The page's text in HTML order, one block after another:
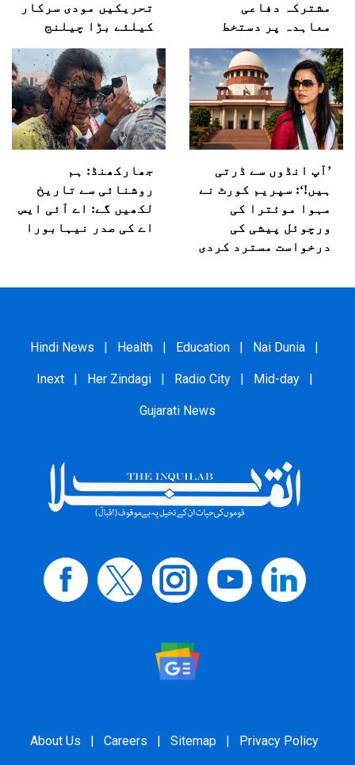
مشترکہ دفاعی
معاہدہ پر دستخط
تحریکیں مودی سرکار
کیلئے بڑا چیلنج
’آپ انڈوں سے ڈرتی
ہیں!‘: سپریم کورٹ نے
مہوا موئترا کی
ورچوئل پیشی کی
درخواست مسترد کردی
جھارکھنڈ: ہم
روشنائی سے تاریخ
لکھیں گے: اے آئی ایس
اے کی صدر نیہابورا
Hindi News | Health | Education | Nai Dunia |
Inext | Her Zindagi | Radio City | Mid-day |
Gujarati News
About Us | Careers | Sitemap | Privacy Policy